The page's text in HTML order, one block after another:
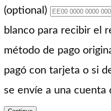
(optional)
blanco para recibir el
método de pago
pagó con tarjeta o si
se envíe a una cuenta